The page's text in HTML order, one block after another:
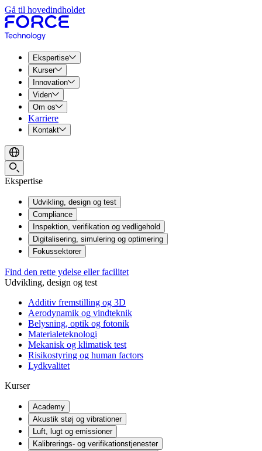
Gå til hovedindholdet
Ekspertise
Kurser
Innovation
Viden
Om os
Karriere
Kontakt
Ekspertise
Udvikling, design og test
Compliance
Inspektion, verifikation og vedligehold
Digitalisering, simulering og optimering
Fokussektorer
Find den rette ydelse eller facilitet
Udvikling, design og test
Additiv fremstilling og 3D
Aerodynamik og vindteknik
Belysning, optik og fotonik
Materialeteknologi
Mekanisk og klimatisk test
Risikostyring og human factors
Lydkvalitet
Kurser
Academy
Akustik støj og vibrationer
Luft, lugt og emissioner
Kalibrerings- og verifikationstjenester